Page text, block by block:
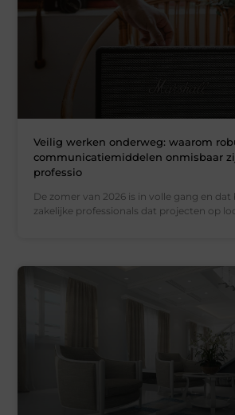
Veilig werken onderweg: waarom
communicatiemiddelen onmisbaar
professio
De zomer van 2026 is in volle gang en
zakelijke professionals dat projecten op